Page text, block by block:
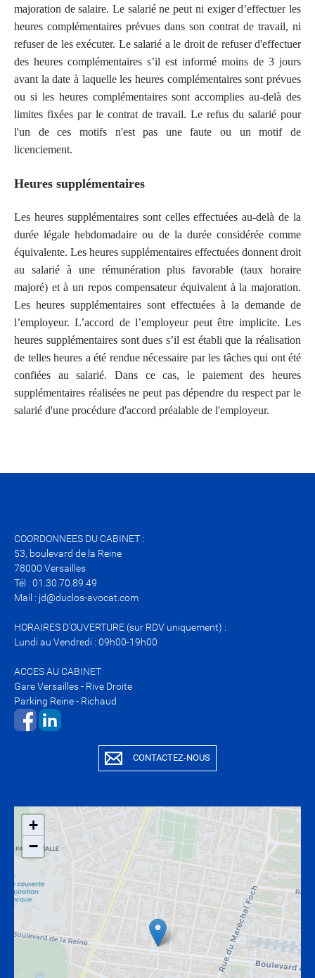
majoration de salaire. Le salarié ne peut ni exiger d’effectuer les
heures complémentaires prévues dans son contrat de travail, ni
refuser de les exécuter. Le salarié a le droit de refuser d'effectuer
des heures complémentaires s’il est informé moins de 3 jours
avant la date à laquelle les heures complémentaires sont prévues
ou si les heures complémentaires sont accomplies au-delà des
limites fixées par le contrat de travail. Le refus du salarié pour
l'un de ces motifs n'est pas une faute ou un motif de
licenciement.
Heures supplémentaires
Les heures supplémentaires sont celles effectuées au-delà de la
durée légale hebdomadaire ou de la durée considérée comme
équivalente. Les heures supplémentaires effectuées donnent droit
au salarié à une rémunération plus favorable (taux horaire
majoré) et à un repos compensateur équivalent à la majoration.
Les heures supplémentaires sont effectuées à la demande de
l’employeur. L’accord de l’employeur peut être implicite. Les
heures supplémentaires sont dues s’il est établi que la réalisation
de telles heures a été rendue nécessaire par les tâches qui ont été
confiées au salarié. Dans ce cas, le paiement des heures
supplémentaires réalisées ne peut pas dépendre du respect par le
salarié d'une procédure d'accord préalable de l'employeur.
COORDONNEES DU CABINET :
53, boulevard de la Reine
78000 Versailles
Tél : 01.30.70.89.49
Mail : jd@duclos-avocat.com
HORAIRES D'OUVERTURE (sur RDV uniquement) :
Lundi au Vendredi : 09h00-19h00
ACCES AU CABINET
Gare Versailles - Rive Droite
Parking Reine - Richaud
CONTACTEZ-NOUS
+
−